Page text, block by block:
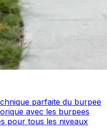
parfaite du burpee
avec les burpees
pour tous les niveaux